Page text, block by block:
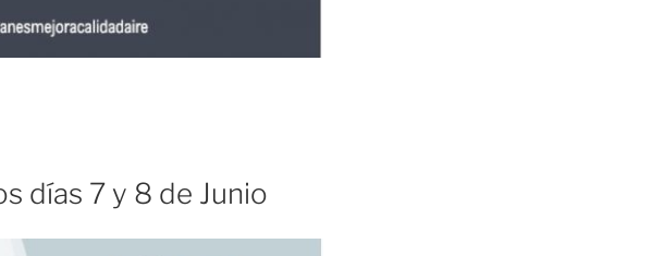
días 7 y 8 de Junio